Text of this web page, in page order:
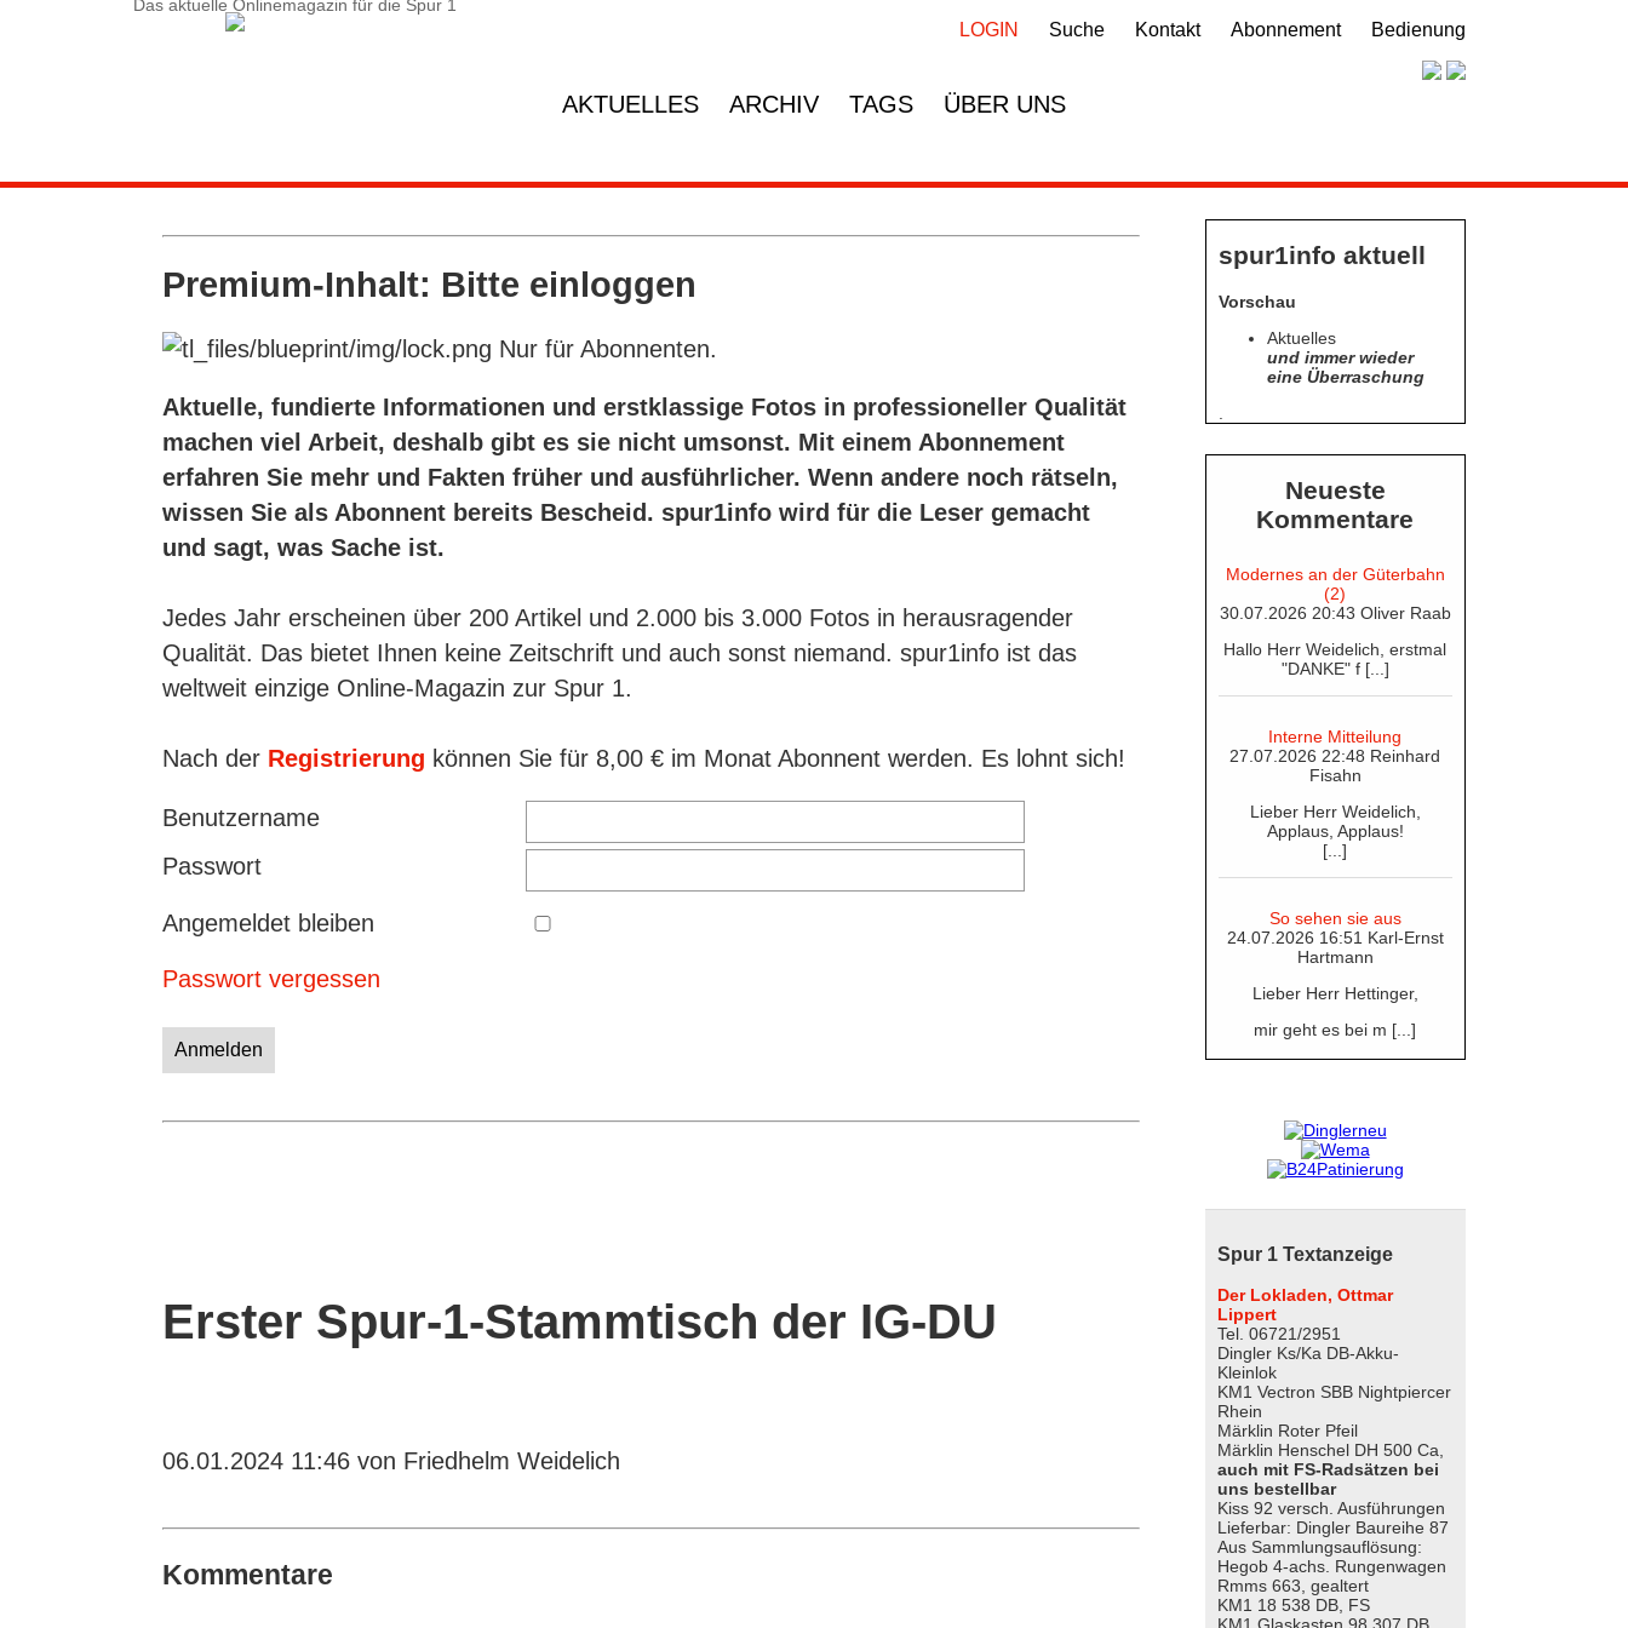
Das aktuelle Onlinemagazin für die Spur 1
LOGIN Suche Kontakt Abonnement Bedienung
AKTUELLES ARCHIV TAGS ÜBER UNS
Premium-Inhalt: Bitte einloggen
Nur für Abonnenten.
Aktuelle, fundierte Informationen und erstklassige Fotos in professioneller Qualität
machen viel Arbeit, deshalb gibt es sie nicht umsonst. Mit einem Abonnement
erfahren Sie mehr und Fakten früher und ausführlicher. Wenn andere noch rätseln,
wissen Sie als Abonnent bereits Bescheid. spur1info wird für die Leser gemacht
und sagt, was Sache ist.
Jedes Jahr erscheinen über 200 Artikel und 2.000 bis 3.000 Fotos in herausragender
Qualität. Das bietet Ihnen keine Zeitschrift und auch sonst niemand. spur1info ist das
weltweit einzige Online-Magazin zur Spur 1.
Nach der Registrierung können Sie für 8,00 € im Monat Abonnent werden. Es lohnt sich!
Benutzername
Passwort
Angemeldet bleiben
Passwort vergessen
Anmelden
Erster Spur-1-Stammtisch der IG-DU
06.01.2024 11:46 von Friedhelm Weidelich
Kommentare
spur1info aktuell
Vorschau
Aktuelles
und immer wieder
eine Überraschung
Neueste
Kommentare
Modernes an der Güterbahn
(2)
30.07.2026 20:43 Oliver Raab
Hallo Herr Weidelich, erstmal
"DANKE" f [...]
Interne Mitteilung
27.07.2026 22:48 Reinhard
Fisahn
Lieber Herr Weidelich,
Applaus, Applaus!
[...]
So sehen sie aus
24.07.2026 16:51 Karl-Ernst
Hartmann
Lieber Herr Hettinger,
mir geht es bei m [...]
Spur 1 Textanzeige
Der Lokladen, Ottmar
Lippert
Tel. 06721/2951
Dingler Ks/Ka DB-Akku-
Kleinlok
KM1 Vectron SBB Nightpiercer
Rhein
Märklin Roter Pfeil
Märklin Henschel DH 500 Ca,
auch mit FS-Radsätzen bei
uns bestellbar
Kiss 92 versch. Ausführungen
Lieferbar: Dingler Baureihe 87
Aus Sammlungsauflösung:
Hegob 4-achs. Rungenwagen
Rmms 663, gealtert
KM1 18 538 DB, FS
Service-Menü